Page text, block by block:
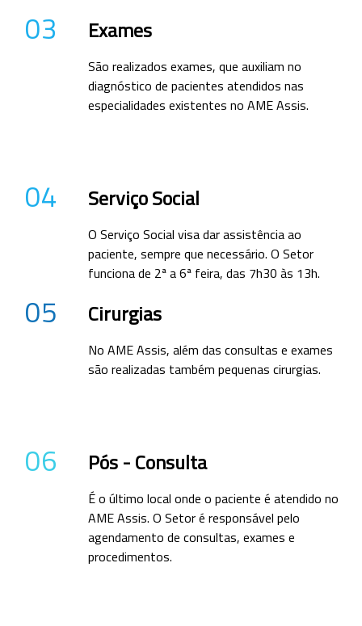
03 Exames
São realizados exames, que auxiliam no
diagnóstico de pacientes atendidos nas
especialidades existentes no AME Assis.
04 Serviço Social
O Serviço Social visa dar assistência ao
paciente, sempre que necessário. O Setor
funciona de 2ª a 6ª feira, das 7h30 às 13h.
05 Cirurgias
No AME Assis, além das consultas e exames
são realizadas também pequenas cirurgias.
06 Pós - Consulta
É o último local onde o paciente é atendido no
AME Assis. O Setor é responsável pelo
agendamento de consultas, exames e
procedimentos.